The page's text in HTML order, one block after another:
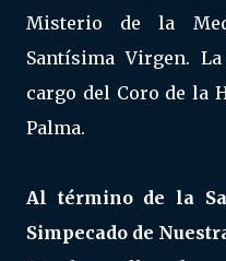
Misterio de la
Santísima Virgen.
cargo del Coro de la
Palma.
Al término de la
Simpecado de